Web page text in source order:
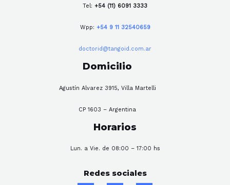
Tel: +54 (11) 6091 3333
Wpp: +54 9 11 32540659
doctorid@tangoid.com.ar
Domicilio
Agustín Alvarez 3915, Villa Martelli
CP 1603 – Argentina
Horarios
Lun. a Vie. de 08:00 – 17:00 hs
Redes sociales